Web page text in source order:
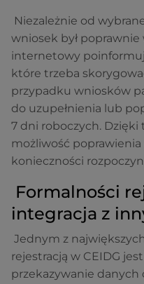
Niezależnie od
wniosek był poprawnie
internetowy
które trzeba
przypadku wniosków
do uzupełnienia lub
7 dni roboczych.
możliwość
konieczności
Formalności
integracja z
Jednym z
rejestracją w CEIDG
przekazywanie